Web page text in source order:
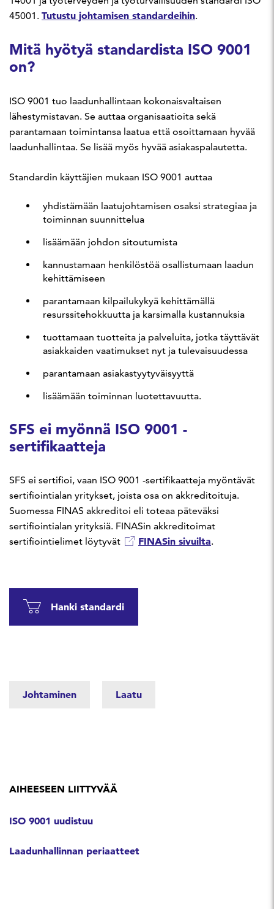
45001. Tutustu johtamisen standardeihin.
Mitä hyötyä standardista ISO 9001
on?
ISO 9001 tuo laadunhallintaan kokonaisvaltaisen
lähestymistavan. Se auttaa organisaatioita sekä
parantamaan toimintansa laatua että osoittamaan hyvää
laadunhallintaa. Se lisää myös hyvää asiakaspalautetta.
Standardin käyttäjien mukaan ISO 9001 auttaa
yhdistämään laatujohtamisen osaksi strategiaa ja
toiminnan suunnittelua
lisäämään johdon sitoutumista
kannustamaan henkilöstöä osallistumaan laadun
kehittämiseen
parantamaan kilpailukykyä kehittämällä
resurssitehokkuutta ja karsimalla kustannuksia
tuottamaan tuotteita ja palveluita, jotka täyttävät
asiakkaiden vaatimukset nyt ja tulevaisuudessa
parantamaan asiakastyytyväisyyttä
lisäämään toiminnan luotettavuutta.
SFS ei myönnä ISO 9001 -
sertifikaatteja
SFS ei sertifioi, vaan ISO 9001 -sertifikaatteja myöntävät
sertifiointialan yritykset, joista osa on akkreditoituja.
Suomessa FINAS akkreditoi eli toteaa päteväksi
sertifiointialan yrityksiä. FINASin akkreditoimat
sertifiointielimet löytyvät
FINASin sivuilta.
Hanki standardi
Johtaminen Laatu
AIHEESEEN LIITTYVÄÄ
ISO 9001 uudistuu
Laadunhallinnan periaatteet